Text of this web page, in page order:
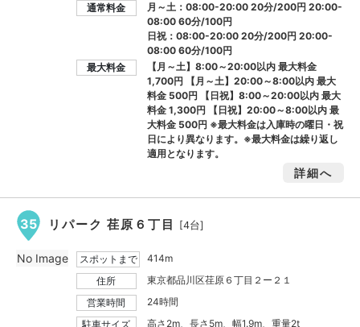
通常料金
月～土：08:00-20:00 20分/200円 20:00-
08:00 60分/100円
日祝：08:00-20:00 20分/200円 20:00-
08:00 60分/100円
最大料金
【月～土】8:00～20:00以内 最大料金
1,700円
【月～土】20:00～8:00以内 最大
料金 500円
【日祝】8:00～20:00以内 最大
料金1,300円
【日祝】20:00～8:00以内 最
大料金 500円 ※最大料金は入庫時の曜日・祝
日により異なります。※最大料金は繰り返し
適用となります。
詳細へ
35 リパーク 荏原６丁目 [4台]
スポットまで
414m
住所
東京都品川区荏原６丁目２ー２１
営業時間
24時間
駐車サイズ
高さ2m、長さ5m、幅1.9m、重量2t
No Image